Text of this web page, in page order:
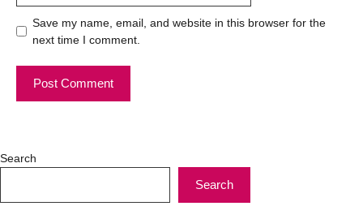
Save my name, email, and website in this browser for the
next time I comment.
Search
Search